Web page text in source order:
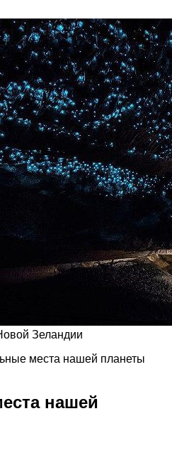
Зеландии
места нашей планеты
нашей